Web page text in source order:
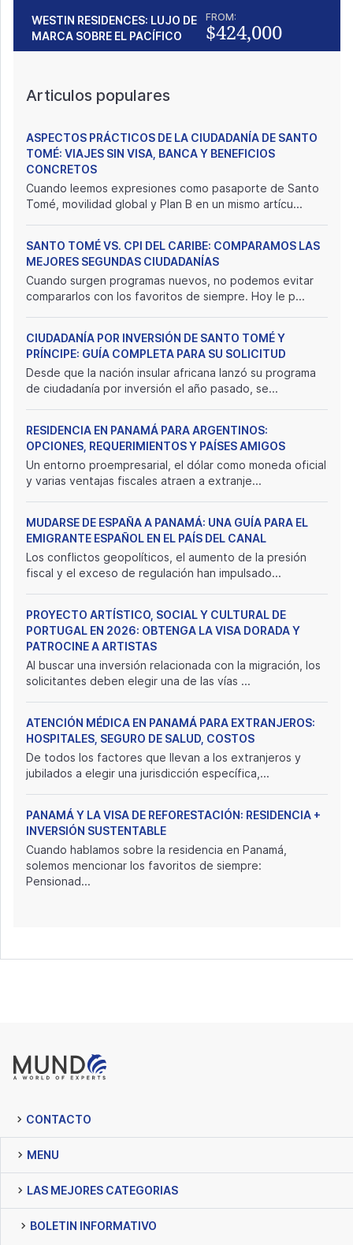
WESTIN RESIDENCES: LUJO DE
MARCA SOBRE EL PACÍFICO
FROM:
$424,000
Articulos populares
ASPECTOS PRÁCTICOS DE LA CIUDADANÍA DE SANTO
TOMÉ: VIAJES SIN VISA, BANCA Y BENEFICIOS
CONCRETOS
Cuando leemos expresiones como pasaporte de Santo
Tomé, movilidad global y Plan B en un mismo artícu...
SANTO TOMÉ VS. CPI DEL CARIBE: COMPARAMOS LAS
MEJORES SEGUNDAS CIUDADANÍAS
Cuando surgen programas nuevos, no podemos evitar
compararlos con los favoritos de siempre. Hoy le p...
CIUDADANÍA POR INVERSIÓN DE SANTO TOMÉ Y
PRÍNCIPE: GUÍA COMPLETA PARA SU SOLICITUD
Desde que la nación insular africana lanzó su programa
de ciudadanía por inversión el año pasado, se...
RESIDENCIA EN PANAMÁ PARA ARGENTINOS:
OPCIONES, REQUERIMIENTOS Y PAÍSES AMIGOS
Un entorno proempresarial, el dólar como moneda oficial
y varias ventajas fiscales atraen a extranje...
MUDARSE DE ESPAÑA A PANAMÁ: UNA GUÍA PARA EL
EMIGRANTE ESPAÑOL EN EL PAÍS DEL CANAL
Los conflictos geopolíticos, el aumento de la presión
fiscal y el exceso de regulación han impulsado...
PROYECTO ARTÍSTICO, SOCIAL Y CULTURAL DE
PORTUGAL EN 2026: OBTENGA LA VISA DORADA Y
PATROCINE A ARTISTAS
Al buscar una inversión relacionada con la migración, los
solicitantes deben elegir una de las vías ...
ATENCIÓN MÉDICA EN PANAMÁ PARA EXTRANJEROS:
HOSPITALES, SEGURO DE SALUD, COSTOS
De todos los factores que llevan a los extranjeros y
jubilados a elegir una jurisdicción específica,...
PANAMÁ Y LA VISA DE REFORESTACIÓN: RESIDENCIA +
INVERSIÓN SUSTENTABLE
Cuando hablamos sobre la residencia en Panamá,
solemos mencionar los favoritos de siempre:
Pensionad...
CONTACTO
MENU
LAS MEJORES CATEGORIAS
BOLETIN INFORMATIVO